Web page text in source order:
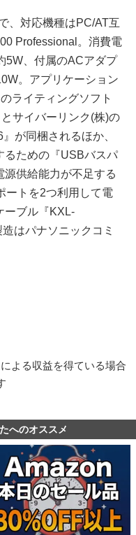
、対応機種はPC/AT互
Professional。消費電
5W、付属のACアダプ
。アプリケーション
ライティングソフト
サイバーリンク(株)の
が同梱されるほか、
るための『USBバスパ
源供給能力が不足する
ートを2つ利用して電
ーブル『KXL-
はパナソニックコミ
よる収益を得ている場合
へのオススメ